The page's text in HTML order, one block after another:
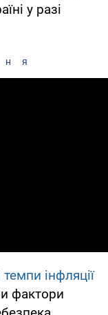
у разі
темпи інфляції
фактори